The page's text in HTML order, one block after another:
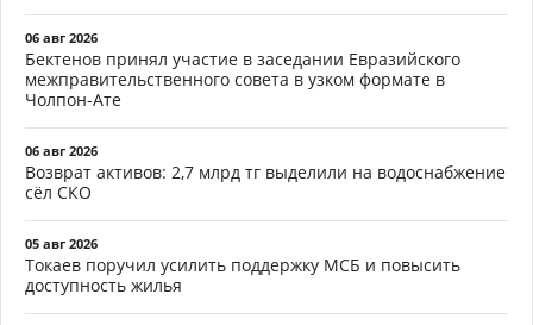
06 авг 2026
Бектенов принял участие в заседании Евразийского
межправительственного совета в узком формате в
Чолпон-Ате
06 авг 2026
Возврат активов: 2,7 млрд тг выделили на водоснабжение
сёл СКО
05 авг 2026
Токаев поручил усилить поддержку МСБ и повысить
доступность жилья